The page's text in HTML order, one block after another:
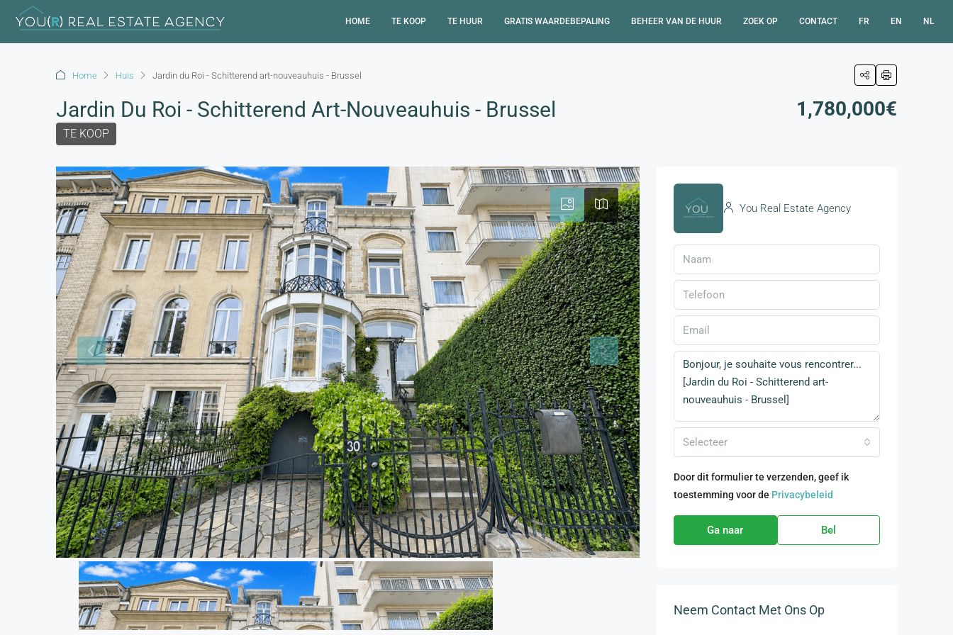
HOME TE KOOP TE HUUR GRATIS WAARDEBEPALING BEHEER VAN DE HUUR ZOEK OP CONTACT FR EN NL
Home Huis Jardin du Roi - Schitterend art-nouveauhuis - Brussel
Jardin Du Roi - Schitterend Art-Nouveauhuis - Brussel
TE KOOP
1,780,000€
You Real Estate Agency
Selecteer
Door dit formulier te verzenden, geef ik
toestemming voor de Privacybeleid
Ga naar Bel
Neem Contact Met Ons Op